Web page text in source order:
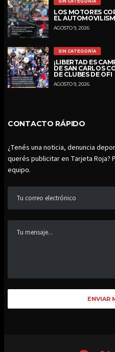
SIN CATEGORÍA
LOS MOTORES
EL
AGOSTO 9, 2026
SIN CATEGORÍA
¡LIBERTAD ES
DE SAN CARLOS
DE CLUBES DE OFI
AGOSTO 9, 2026
CONTACTO RÁPIDO
¿Tenés una noticia, denuncia
querés publicitar en Tarjeta
equipo.